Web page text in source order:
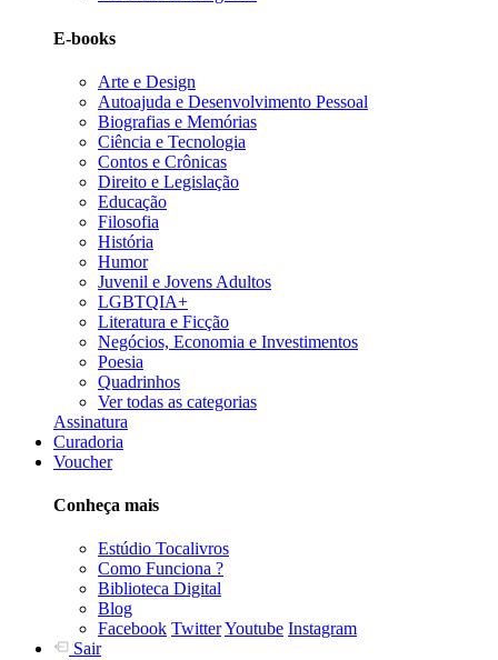
E-books
Arte e Design
Autoajuda e Desenvolvimento Pessoal
Biografias e Memórias
Ciência e Tecnologia
Contos e Crônicas
Direito e Legislação
Educação
Filosofia
História
Humor
Juvenil e Jovens Adultos
LGBTQIA+
Literatura e Ficção
Negócios, Economia e Investimentos
Poesia
Quadrinhos
Ver todas as categorias
Assinatura
Curadoria
Voucher
Conheça mais
Estúdio Tocalivros
Como Funciona ?
Biblioteca Digital
Blog
Facebook TwitterYoutube Instagram
Sair